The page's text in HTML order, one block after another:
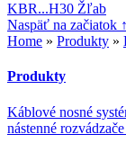
KBR...H30 Žľab
Naspäť na začiatok ↑
Home » Produkty »
Produkty
Káblové nosné
nástenné rozvádzače